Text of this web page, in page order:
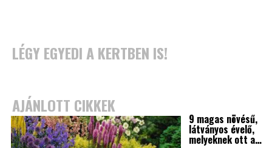
LÉGY EGYEDI A KERTBEN IS!
AJÁNLOTT CIKKEK
9 magas növésű,
látványos évelő,
melyeknek ott a…